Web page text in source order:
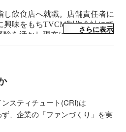
し飲食店へ就職。店舗責任者に
興味をもちTVCM制作会社にて
験を活かし現在はCRIでWEB制
さらに表示
スティチュート(CRI)は
、企業の「ファンづくり」を実